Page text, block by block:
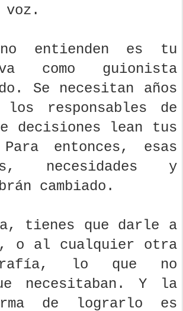
entienden es tu
como guionista
Se necesitan años
los responsables de
decisiones lean tus
entonces, esas
necesidades y
cambiado.
tienes que darle a
o al cualquier otra
lo que no
necesitaban. Y la
de lograrlo es